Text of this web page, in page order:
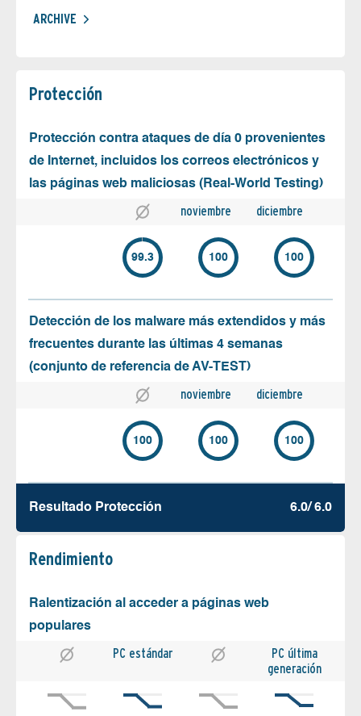
ARCHIVE
Protección
Protección contra ataques de día 0 provenientes
de Internet, incluidos los correos electrónicos y
las páginas web maliciosas (Real-World Testing)
noviembre diciembre
99.3 100 100
Detección de los malware más extendidos y más
frecuentes durante las últimas 4 semanas
(conjunto de referencia de AV-TEST)
noviembre diciembre
100 100 100
Resultado Protección 6.0/ 6.0
Rendimiento
Ralentización al acceder a páginas web
populares
PC estándar
PC última
generación